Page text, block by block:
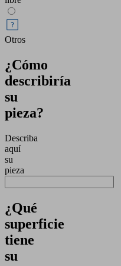
Otros
¿Cómo
describiría
su
pieza?
Describa
aquí
su
pieza
¿Qué
superficie
tiene
su